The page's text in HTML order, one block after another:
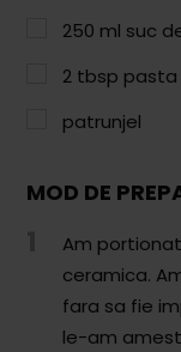
Librărie
Regulament de
CONCURS
250 ml suc
2 tbsp pasta
patrunjel
MOD DE
Am
ceramica.
fara sa fie
le-am